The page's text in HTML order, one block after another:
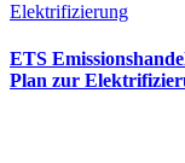
Elektrifizierung
ETS
Plan zur